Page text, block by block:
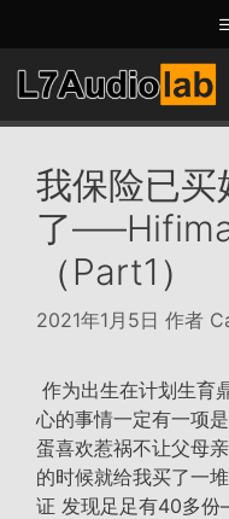
至
内
容
我保险已买
了
（Part1）
2021年1月5日 作者
作为出生在计划生育
心的事情一定有一项
蛋喜欢惹祸不让父母
的时候就给我买了一
证 发现足足有40多份